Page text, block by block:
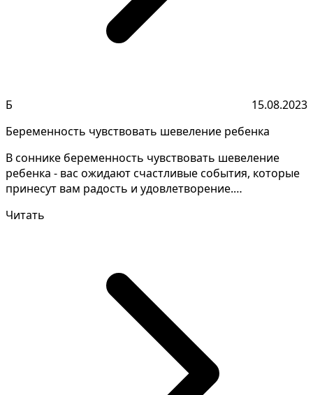
Б
15.08.2023
Беременность чувствовать шевеление ребенка
В соннике беременность чувствовать шевеление
ребенка - вас ожидают счастливые события, которые
принесут вам радость и удовлетворение.
Читать